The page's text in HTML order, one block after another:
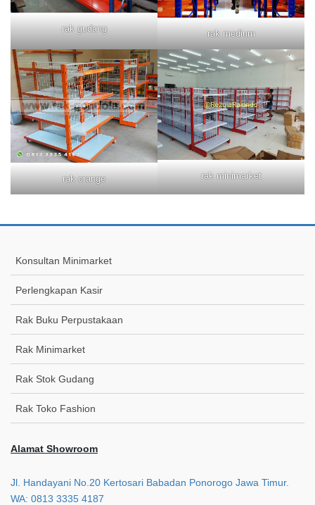
rak gudang rak medium
rak orange rak minimarket
Konsultan Minimarket
Perlengkapan Kasir
Rak Buku Perpustakaan
Rak Minimarket
Rak Stok Gudang
Rak Toko Fashion
Alamat Showroom
Jl. Handayani No.20 Kertosari Babadan Ponorogo Jawa Timur.
WA: 0813 3335 4187